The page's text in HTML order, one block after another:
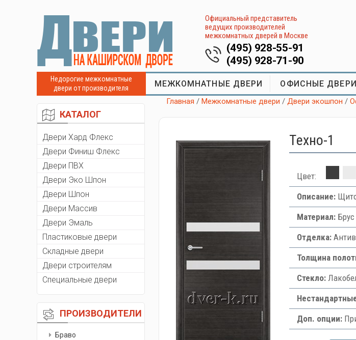
Официальный представитель
ведущих производителей
межкомнатных дверей в Москве
(495) 928-55-91
(495) 928-71-90
Недорогие межкомнатные
двери от производителя
МЕЖКОМНАТНЫЕ ДВЕРИ ОФИСНЫЕ ДВЕРИ
КАТАЛОГ
Двери Хард Флекс
Двери Финиш Флекс
Двери ПВХ
Двери Эко Шпон
Двери Шпон
Двери Массив
Двери Эмаль
Пластиковые двери
Складные двери
Двери строителям
Специальные двери
ПРОИЗВОДИТЕЛИ
Браво
Главная /Межкомнатные двери /Двери экошпон /
Tехно-1
Цвет:
Описание:
Материал:Брус
Отделка:
Толщина
Стекло:
Доп. опции: